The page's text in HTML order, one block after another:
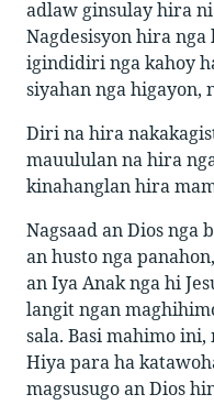
adlaw ginsulay hira ni
Nagdesisyon hira
igindidiri nga kahoy
siyahan nga higayon,
Diri na hira
mauululan na hira
kinahanglan hira
Nagsaad an Dios nga
an husto nga
an Iya Anak nga hi
langit ngan
sala. Basi mahimo
Hiya para ha
magsusugo an Dios